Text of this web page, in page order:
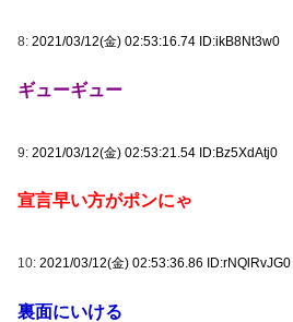
8: 2021/03/12(金) 02:53:16.74 ID:ikB8Nt3w0
ギューギュー
9: 2021/03/12(金) 02:53:21.54 ID:Bz5XdAtj0
宣言早い方がポンにゃ
10: 2021/03/12(金) 02:53:36.86 ID:rNQlRvJG0
裏面にいける